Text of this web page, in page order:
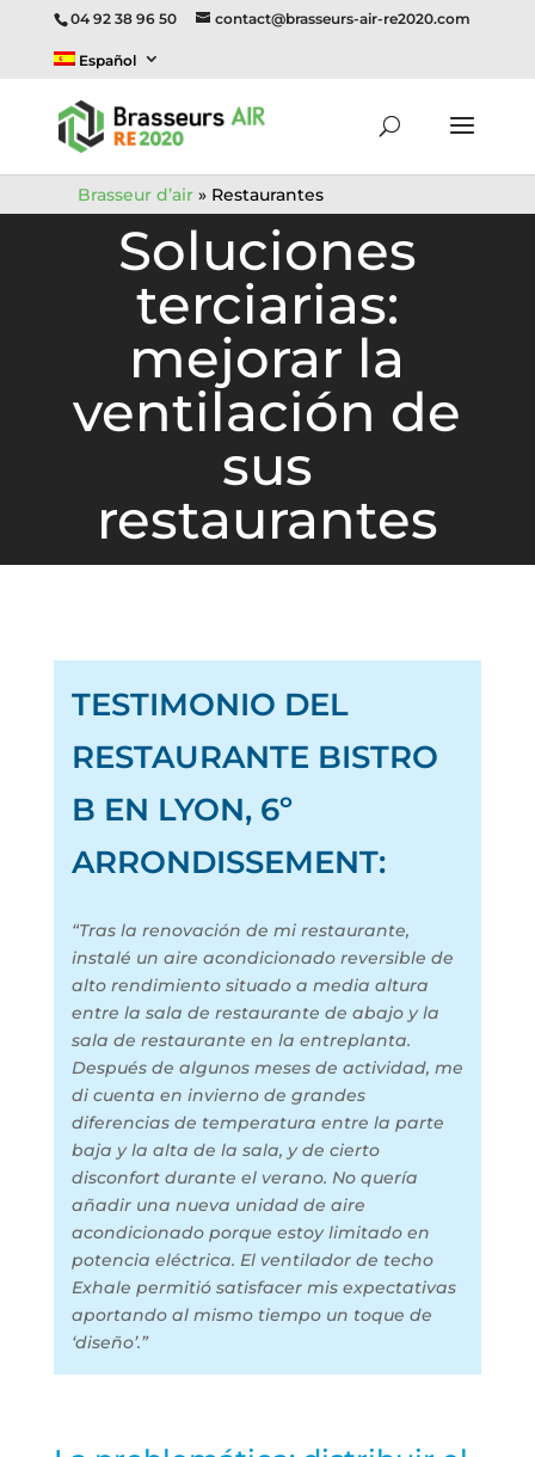
Brasseur d’air» Restaurantes
04 92 38 96 50 contact@brasseurs-air-re2020.com
Español
Soluciones
terciarias:
mejorar la
ventilación de
sus
restaurantes
TESTIMONIO DEL
RESTAURANTE BISTRO
B EN LYON, 6º
ARRONDISSEMENT:
“Tras la renovación de mi restaurante,
instalé un aire acondicionado reversible de
alto rendimiento situado a media altura
entre la sala de restaurante de abajo y la
sala de restaurante en la entreplanta.
Después de algunos meses de actividad, me
di cuenta en invierno de grandes
diferencias de temperatura entre la parte
baja y la alta de la sala, y de cierto
disconfort durante el verano. No quería
añadir una nueva unidad de aire
acondicionado porque estoy limitado en
potencia eléctrica. El ventilador de techo
Exhale permitió satisfacer mis expectativas
aportando al mismo tiempo un toque de
‘diseño’.”